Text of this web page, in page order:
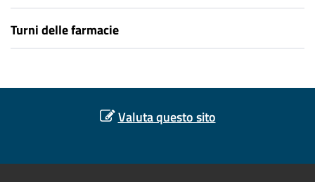
Turni delle farmacie
Valuta questo sito